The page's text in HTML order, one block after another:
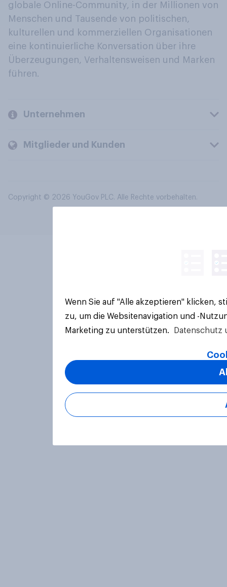
globale Online-Community, in der Millionen von
Menschen und Tausende von politischen,
kulturellen und kommerziellen Organisationen
eine kontinuierliche Konversation über ihre
Überzeugungen, Verhaltensweisen und Marken
führen.
Unternehmen
Mitglieder und Kunden
Copyright © 2026 YouGov PLC. Alle Rechte vorbehalten.
Wenn Sie auf "Alle akzeptieren" klicken,
zu, um die Websitenavigation und -
Marketing zu unterstützen.
Datenschutz